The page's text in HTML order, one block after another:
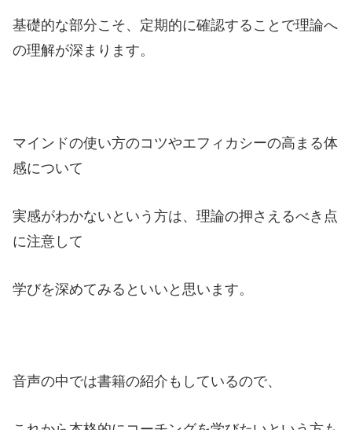
基礎的な部分こそ、定期的に確認することで理論へ
の理解が深まります。
マインドの使い方のコツやエフィカシーの高まる体
感について
実感がわかないという方は、理論の押さえるべき点
に注意して
学びを深めてみるといいと思います。
音声の中では書籍の紹介もしているので、